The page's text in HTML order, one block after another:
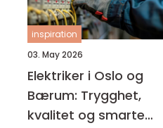
inspiration
03. May 2026
Elektriker i Oslo og
Bærum: Trygghet,
kvalitet og smarte